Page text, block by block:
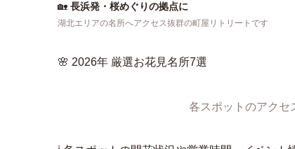
🏡 長浜発・桜めぐりの拠点に
湖北エリアの名所へアクセス抜群の町屋リトリートです
🌸 2026年 厳選お花見名所7選
各スポットのアクセ